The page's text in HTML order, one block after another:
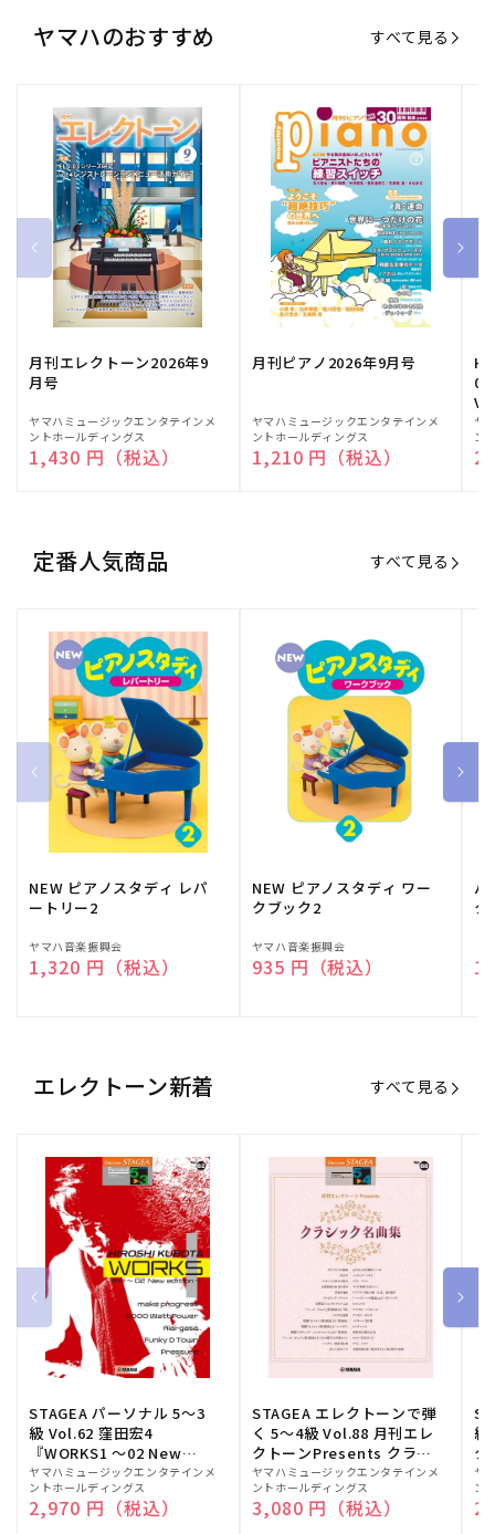
ヤマハのおすすめ すべて見る
月刊エレクトーン2026年9
月号
販
売
元:
ヤマハミュージックエンタテインメ
ントホールディングス
通常価格
1,430 円（税込）
月刊ピアノ2026年9月号
販
売
元:
ヤマハミュージックエンタテインメ
ントホールディングス
通常価格
1,210 円（税込）
販
売
元:
ヤ
ン
定番人気商品 すべて見る
NEW ピアノスタディ レパ
ートリー2
販
売
ヤマハ音楽振興会
通常価格
1,320 円（税込）
NEW ピアノスタディ ワー
クブック2
販
売
ヤマハ音楽振興会
通常価格
935 円（税込）
バ
ク
売
エレクトーン新着 すべて見る
STAGEA パーソナル 5～3
級 Vol.62 窪田宏4
『WORKS1 ～02 New
edition～』
販
売
元:
ヤマハミュージックエンタテインメ
ントホールディングス
通常価格
2,970 円（税込）
STAGEA エレクトーンで弾
く 5～4級 Vol.88 月刊エレ
クトーンPresents クラシ
ック名曲集
販
売
元:
ヤマハミュージックエンタテインメ
ントホールディングス
通常価格
3,080 円（税込）
級
ク
販
売
元:
ヤ
ン